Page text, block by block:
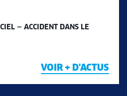
— ACCIDENT DANS LE
VOIR + D'ACTUS